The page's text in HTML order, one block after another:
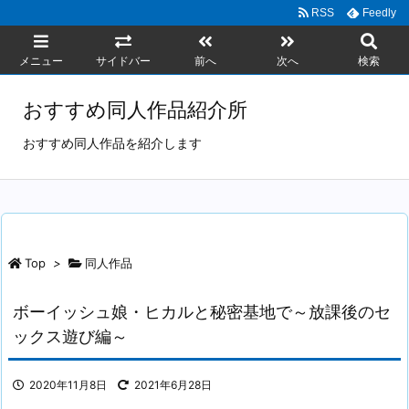
メニュー サイドバー 前へ 次へ 検索
RSS Feedly
おすすめ同人作品紹介所
おすすめ同人作品を紹介します
Top > 同人作品
ボーイッシュ娘・ヒカルと秘密基地で～放課後のセ
ックス遊び編～
2020年11月8日 2021年6月28日